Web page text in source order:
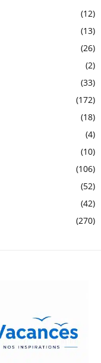
(12)
(13)
(26)
(2)
(33)
(172)
(18)
(4)
(10)
(106)
(52)
(42)
(270)